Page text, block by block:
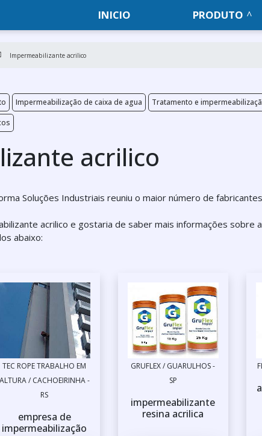
INICIO PRODUTO
Impermeabilizante acrilico
Impermeabilização de caixa de agua Tratamento e
acrilico
Soluções Industriais reuniu o maior número de
acrilico e gostaria de saber mais informações sobre
abaixo:
TEC ROPE TRABALHO EM
ALTURA / CACHOEIRINHA -
RS
empresa de
impermeabilização
GRUFLEX / GUARULHOS -
SP
impermeabilizante
resina acrilica